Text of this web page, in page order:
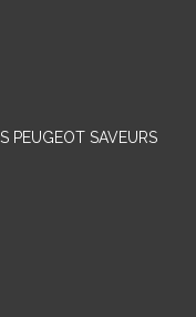
PEUGEOT SAVEURS